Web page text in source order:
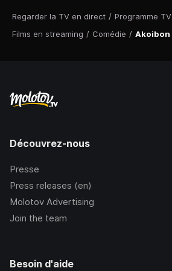
Regarder la TV en direct / Programme TV
Films en streaming / Comédie / Akoibon
Découvrez-nous
Presse
Press releases (en)
Molotov Advertising
Join the team
Besoin d'aide